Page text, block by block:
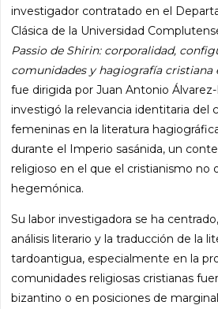
investigador contratado en el
Clásica de la Universidad
Passio de Shirin: corporalidad,
comunidades y hagiografía cristiana
fue dirigida por Juan Antonio
investigó la relevancia identitaria del
femeninas en la literatura
durante el Imperio sasánida, un
religioso en el que el cristianismo no
hegemónica.
Su labor investigadora se ha
análisis literario y la traducción de la
tardoantigua, especialmente en la
comunidades religiosas cristianas
bizantino o en posiciones de